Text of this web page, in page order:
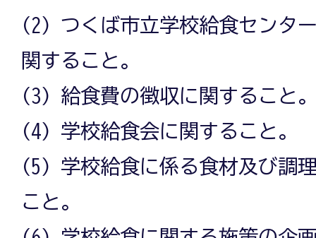
(2) つくば市立学校給食センタ
関すること。
(3) 給食費の徴収に関すること
(4) 学校給食会に関すること。
(5) 学校給食に係る食材及び調
こと。